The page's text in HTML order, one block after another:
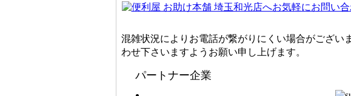
混雑状況によりお電話が繋がりにくい場合がござい
わせ下さいますようお願い申し上げます。
パートナー企業